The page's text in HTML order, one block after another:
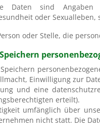
Daten sind
oder
oder Stelle, die
Einwilligung zur
und eine
erteilt).
umfänglich über
nicht statt. Die